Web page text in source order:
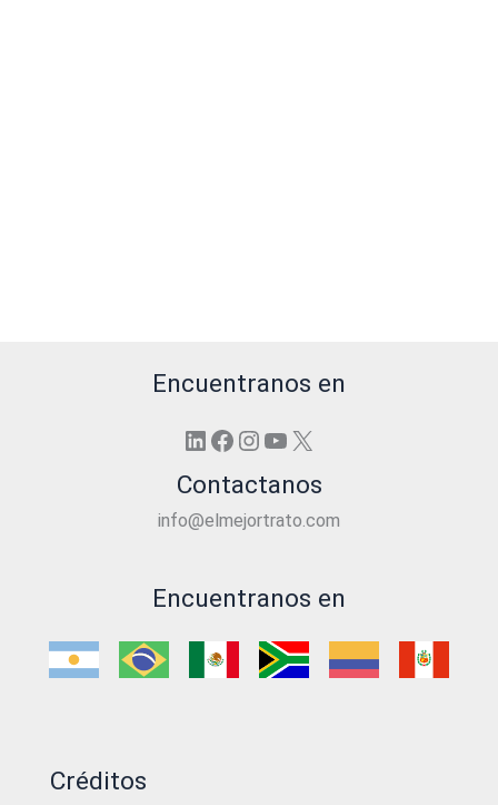
Encuentranos en
LinkedIn
Facebook
Instagram
YouTube
X
Contactanos
info@elmejortrato.com
Encuentranos en
Créditos